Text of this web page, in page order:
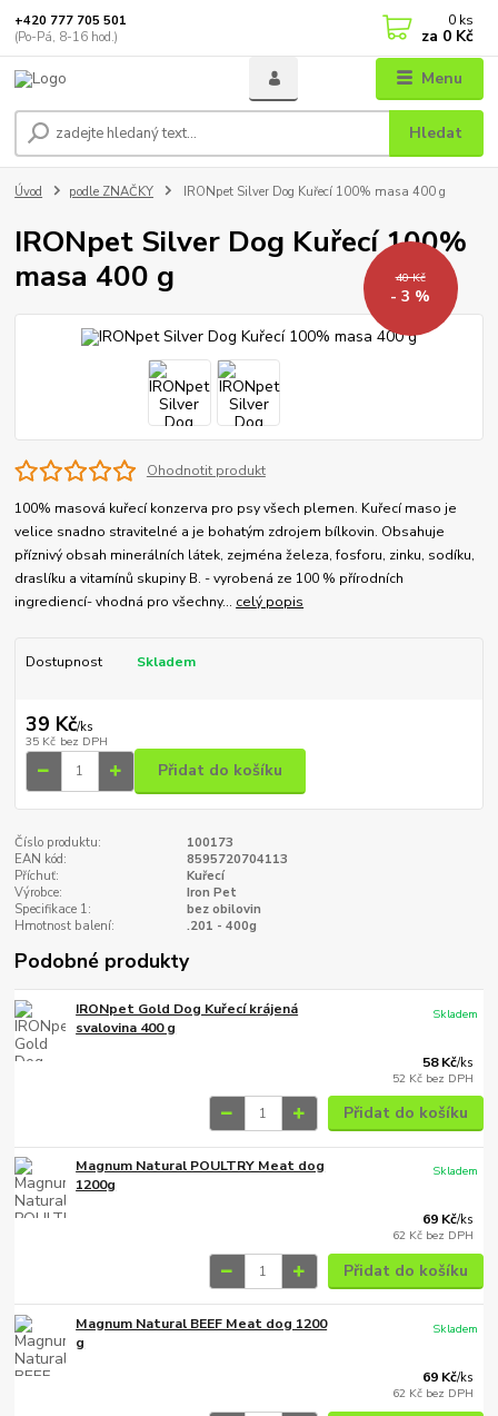
Menu
Hledat
+420 777 705 501
(Po-Pá, 8-16 hod.)
0 ks
za 0 Kč
Úvod podle ZNAČKY IRONpet Silver Dog Kuřecí 100% masa 400 g
IRONpet Silver Dog Kuřecí 100%
masa 400 g
40 Kč
- 3 %
Ohodnotit produkt
100% masová kuřecí konzerva pro psy všech plemen. Kuřecí maso je
velice snadno stravitelné a je bohatým zdrojem bílkovin. Obsahuje
příznivý obsah minerálních látek, zejména železa, fosforu, zinku, sodíku,
draslíku a vitamínů skupiny B. - vyrobená ze 100 % přírodních
ingrediencí- vhodná pro všechny... celý popis
Dostupnost Skladem
39 Kč/ks
35 Kč bez DPH
Přidat do košíku
Číslo produktu:
100173
EAN kód:
8595720704113
Příchuť:
Kuřecí
Výrobce:
Iron Pet
Specifikace 1:
bez obilovin
Hmotnost balení:
.201 - 400g
Podobné produkty
IRONpet Gold Dog Kuřecí krájená
svalovina 400 g
58 Kč/ks
52 Kč bez DPH
Skladem
Přidat do košíku
Magnum Natural POULTRY Meat dog
1200g
69 Kč/ks
62 Kč bez DPH
Skladem
Přidat do košíku
Magnum Natural BEEF Meat dog 1200
g
69 Kč/ks
62 Kč bez DPH
Skladem